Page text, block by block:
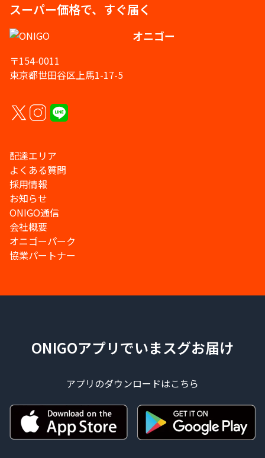
スーパー価格で、すぐ届く
オニゴー
〒154-0011
東京都世田谷区上馬1-17-5
配達エリア
よくある質問
採用情報
お知らせ
ONIGO通信
会社概要
オニゴーパーク
協業パートナー
ONIGOアプリでいまスグお届け
アプリのダウンロードはこちら